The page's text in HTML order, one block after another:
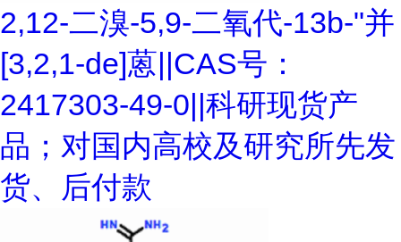
2,12-二溴-5,9-二氧代-13b-"并
[3,2,1-de]蒽||CAS号：
2417303-49-0||科研现货产
品；对国内高校及研究所先发
货、后付款